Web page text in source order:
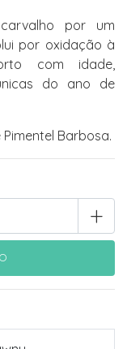
por um
por oxidação à
com idade,
do ano de
Barbosa.
+